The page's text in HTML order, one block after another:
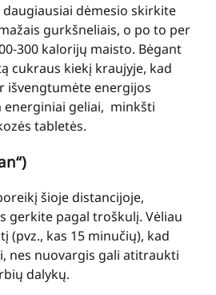
dėmesio skirkite
gurkšneliais, o po to per
300 kalorijų maisto. Bėgant
cukraus kiekį kraujyje, kad
išvengtumėte energijos
energiniai geliai, minkšti
tabletės.
šioje distancijoje,
gerkite pagal troškulį. Vėliau
(pvz., kas 15 minučių), kad
nes nuovargis gali atitraukti
dalykų.